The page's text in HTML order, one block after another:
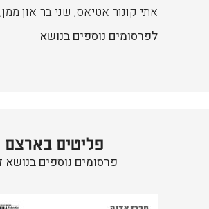
אתי קונור-אטיאס, שני בר-און ממן,
לפרסומים נוספים בנושא
פליטים בארצם
פרסומים נוספים בנושא